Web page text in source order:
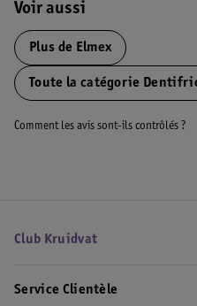
Voir aussi
Plus de Elmex
Toute la catégorie
Comment les avis sont-ils contrôlés ?
Club Kruidvat
Service Clientèle